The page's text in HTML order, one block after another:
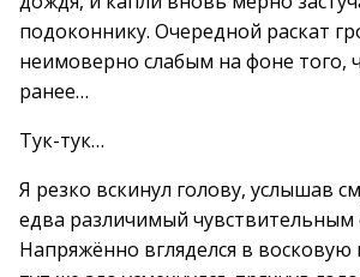
подоконнику. Очередной раскат
неимоверно слабым на фоне того,
ранее…
Тук-тук…
Я резко вскинул голову, услышав
едва различимый чувствительным
Напряжённо вгляделся в восковую